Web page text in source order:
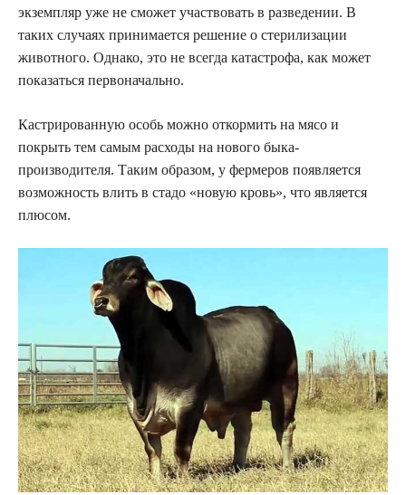
экземпляр уже не сможет участвовать в разведении. В
таких случаях принимается решение о стерилизации
животного. Однако, это не всегда катастрофа, как может
показаться первоначально.
Кастрированную особь можно откормить на мясо и
покрыть тем самым расходы на нового быка-
производителя. Таким образом, у фермеров появляется
возможность влить в стадо «новую кровь», что является
плюсом.